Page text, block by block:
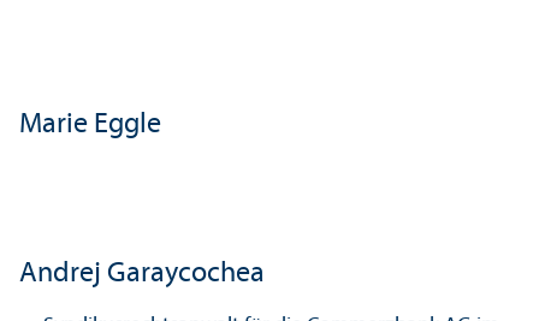
Marie Eggle
Andrej Garaycochea